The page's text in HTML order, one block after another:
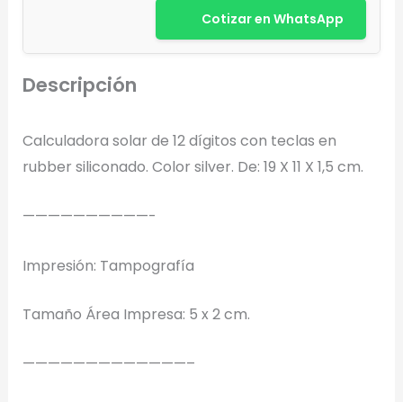
Diseñador de Vistas Previas
con IA ×
Arrastra y suelta tu logotipo aquí
Formatos: PNG, JPG, SVG (Max. 5MB). Se recomienda fondo
Cotizar en WhatsApp
Descripción
Calculadora solar de 12 dígitos con teclas en
rubber siliconado. Color silver. De: 19 X 11 X 1,5 cm.
——————————-
Impresión: Tampografía
Tamaño Área Impresa: 5 x 2 cm.
—————————————–